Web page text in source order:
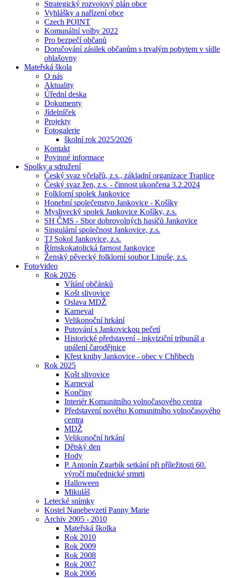
Strategický rozvojový plán obce
Vyhlášky a nařízení obce
Czech POINT
Komunální volby 2022
Pro bezpečí občanů
Doručování zásilek občanům s trvalým pobytem v sídle
ohlašovny
Mateřská škola
O nás
Aktuality
Úřední deska
Dokumenty
Jídelníček
Projekty
Fotogalerie
školní rok 2025/2026
Kontakt
Povinné informace
Spolky a sdružení
Český svaz včelařů, z.s., základní organizace Traplice
Český svaz žen, z.s. - činnost ukončena 3.2.2024
Folklorní spolek Jankovice
Honební společenstvo Jankovice - Košíky
Myslivecký spolek Jankovice Košíky, z.s.
SH ČMS - Sbor dobrovolných hasičů Jankovice
Singulární společnost Jankovice, z.s.
TJ Sokol Jankovice, z.s.
Římskokatolická farnost Jankovice
Ženský pěvecký folklorní soubor Lipuše, z.s.
Foto⁄video
Rok 2026
Vítání občánků
Košt slivovice
Oslava MDŽ
Karneval
Velikonoční hrkání
Putování s Jankovickou pečetí
Historické představení - inkviziční tribunál a
upálení čarodějnice
Křest knihy Jankovice - obec v Chřibech
Rok 2025
Košt slivovice
Karneval
Končiny
Interiér Komunitního volnočasového centra
Představení nového Komunitního volnočasového
centra
MDŽ
Velikonoční hrkání
Dětský den
Hody
P. Antonín Zgarbík setkání při příležitosti 60.
výročí mučednické srmrti
Halloween
Mikuláš
Letecké snímky
Kostel Nanebevzetí Panny Marie
Archiv 2005 - 2010
Mateřská školka
Rok 2010
Rok 2009
Rok 2008
Rok 2007
Rok 2006